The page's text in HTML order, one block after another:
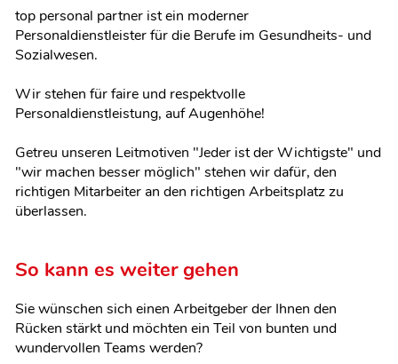
top personal partner ist ein moderner
Personaldienstleister für die Berufe im Gesundheits- und
Sozialwesen.
Wir stehen für faire und respektvolle
Personaldienstleistung, auf Augenhöhe!
Getreu unseren Leitmotiven "Jeder ist der Wichtigste" und
"wir machen besser möglich" stehen wir dafür, den
richtigen Mitarbeiter an den richtigen Arbeitsplatz zu
überlassen.
So kann es weiter gehen
Sie wünschen sich einen Arbeitgeber der Ihnen den
Rücken stärkt und möchten ein Teil von bunten und
wundervollen Teams werden?